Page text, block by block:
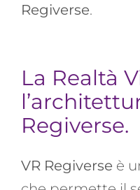
Regiverse.
La Realtà
Regiverse.
VR Regiverse è